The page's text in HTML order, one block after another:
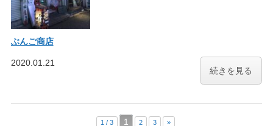
ぶんご商店
続きを見る
2020.01.21
1 / 3 1 2 3 »